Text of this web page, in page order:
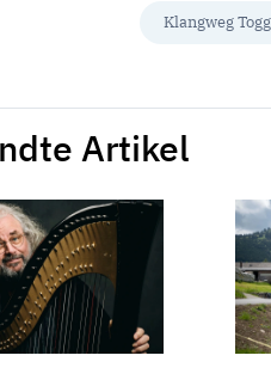
Klangweg
Artikel